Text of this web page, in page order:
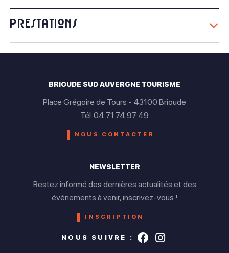
Du 01 Juillet au 31 Août
Ouvert de 10h30 à 18h30
Mercredi
Ouvert de 10h30 à 18h30
Vendredi
Ouvert de 10h30 à 18h30
Samedi
Prestations
Équipements
Parking gratuit Parking
BRIOUDE SUD AUVERGNE TOURISME
Place Grégoire de Tours - 43100 Brioude
Tél. 04 71 74 97 49
NOUS CONTACTER
NEWSLETTER
Restez informé des dernières actualités et des
évènements à venir, inscrivez-vous !
INSCRIPTION
NOUS SUIVRE : Suivez-nous
Suivez-